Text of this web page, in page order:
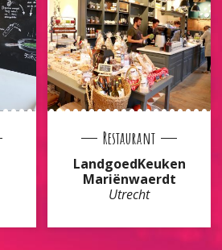
Restaurant
LandgoedKeuken
Mariënwaerdt
Utrecht